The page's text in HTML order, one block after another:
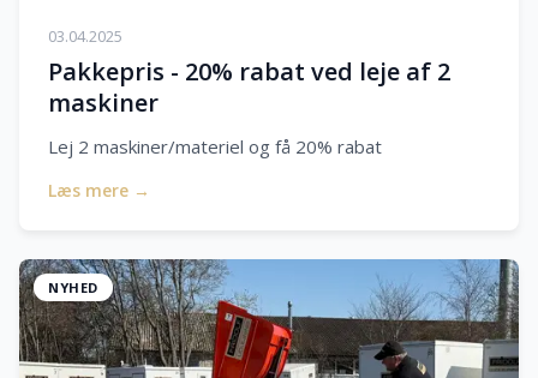
03.04.2025
Pakkepris - 20% rabat ved leje af 2
maskiner
Lej 2 maskiner/materiel og få 20% rabat
Læs mere →
NYHED